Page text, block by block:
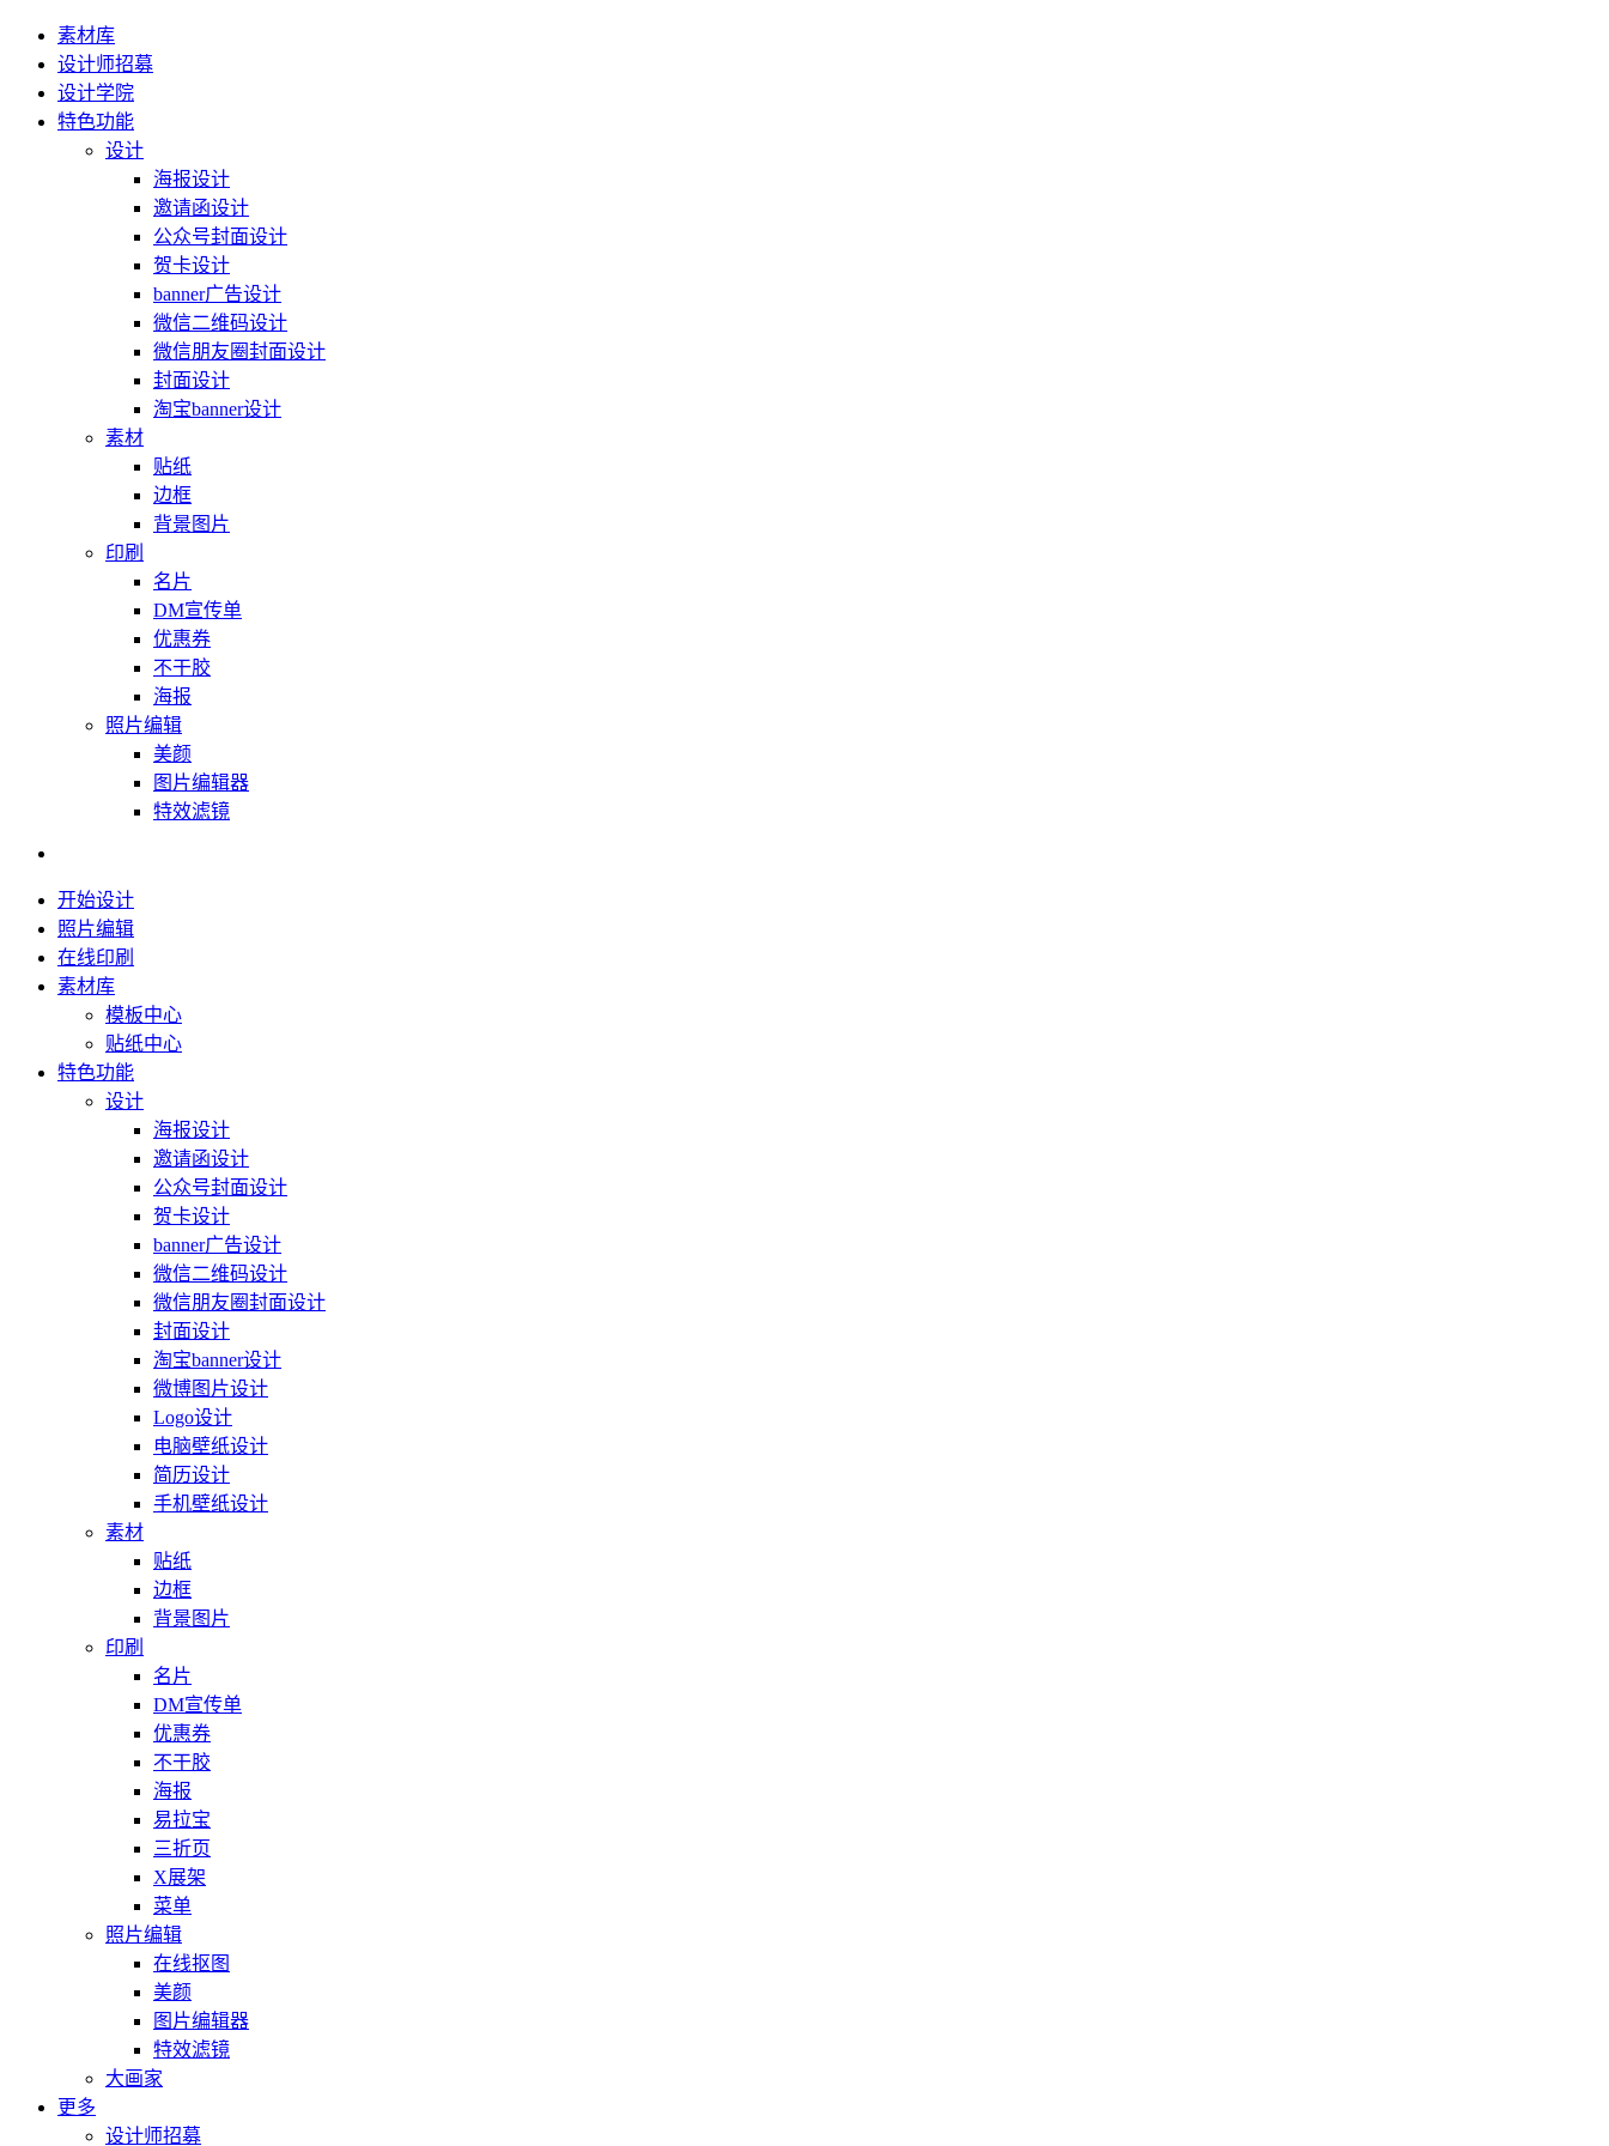
素材库
设计师招募
设计学院
特色功能
设计
海报设计
邀请函设计
公众号封面设计
贺卡设计
banner广告设计
微信二维码设计
微信朋友圈封面设计
封面设计
淘宝banner设计
素材
贴纸
边框
背景图片
印刷
名片
DM宣传单
优惠券
不干胶
海报
照片编辑
美颜
图片编辑器
特效滤镜
开始设计
照片编辑
在线印刷
素材库
模板中心
贴纸中心
特色功能
设计
海报设计
邀请函设计
公众号封面设计
贺卡设计
banner广告设计
微信二维码设计
微信朋友圈封面设计
封面设计
淘宝banner设计
微博图片设计
Logo设计
电脑壁纸设计
简历设计
手机壁纸设计
素材
贴纸
边框
背景图片
印刷
名片
DM宣传单
优惠券
不干胶
海报
易拉宝
三折页
X展架
菜单
照片编辑
在线抠图
美颜
图片编辑器
特效滤镜
大画家
更多
设计师招募